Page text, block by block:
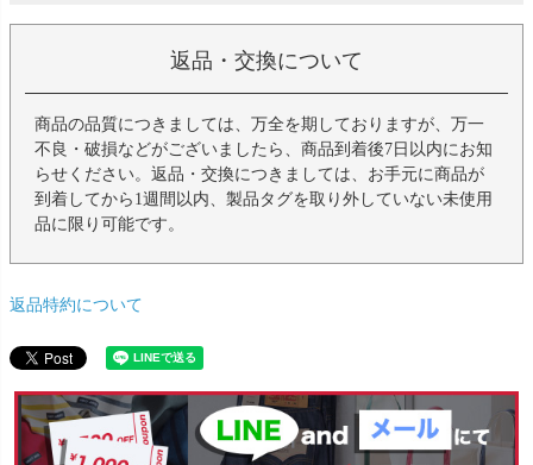
返品・交換について
商品の品質につきましては、万全を期しておりますが、万一
不良・破損などがございましたら、商品到着後7日以内にお知
らせください。返品・交換につきましては、お手元に商品が
到着してから1週間以内、製品タグを取り外していない未使用
品に限り可能です。
返品特約について